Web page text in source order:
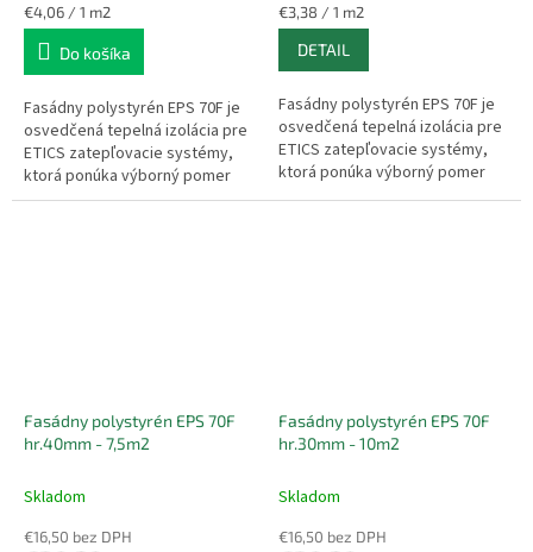
Jednotková
cena:
€4,06 / 1 m2
Do košíka
Fasádny polystyrén EPS 70F je
osvedčená tepelná izolácia pre
ETICS zatepľovacie systémy,
ktorá ponúka výborný pomer
ceny a výkonu. Vyznačuje sa
Jednotková
cena:
€3,38 / 1 m2
DETAIL
Fasádny polystyrén EPS 70F je
osvedčená tepelná izolácia pre
ETICS zatepľovacie systémy,
ktorá ponúka výborný pomer
ceny a výkonu. Vyznačuje sa
Fasádny polystyrén EPS 70F
hr.40mm - 7,5m2
Skladom
€16,50 bez DPH
Fasádny polystyrén EPS 70F
hr.30mm - 10m2
Skladom
€16,50 bez DPH